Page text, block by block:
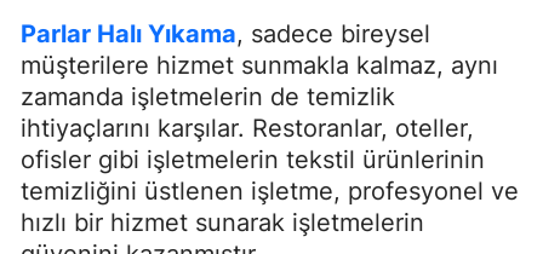
Parlar Halı Yıkama, sadece bireysel
müşterilere hizmet sunmakla kalmaz, aynı
zamanda işletmelerin de temizlik
ihtiyaçlarını karşılar. Restoranlar, oteller,
ofisler gibi işletmelerin tekstil ürünlerinin
temizliğini üstlenen işletme, profesyonel ve
hızlı bir hizmet sunarak işletmelerin